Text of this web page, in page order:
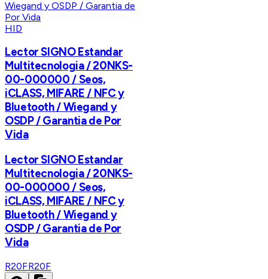
HID
Lector SIGNO Estandar
Multitecnologia / 20NKS-
00-000000 / Seos,
iCLASS, MIFARE / NFC y
Bluetooth / Wiegand y
OSDP / Garantia de Por
Vida
Lector SIGNO Estandar
Multitecnologia / 20NKS-
00-000000 / Seos,
iCLASS, MIFARE / NFC y
Bluetooth / Wiegand y
OSDP / Garantia de Por
Vida
R20FR20F